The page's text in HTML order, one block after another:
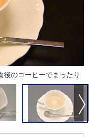
後のコーヒーでまったり